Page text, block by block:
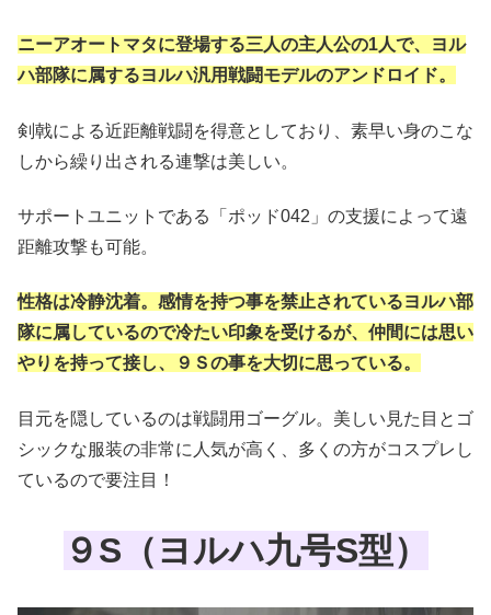
ニーアオートマタに登場する三人の主人公の1人で、ヨル
ハ部隊に属するヨルハ汎用戦闘モデルのアンドロイド。
剣戟による近距離戦闘を得意としており、素早い身のこな
しから繰り出される連撃は美しい。
サポートユニットである「ポッド042」の支援によって遠
距離攻撃も可能。
性格は冷静沈着。感情を持つ事を禁止されているヨルハ部
隊に属しているので冷たい印象を受けるが、仲間には思い
やりを持って接し、９Ｓの事を大切に思っている。
目元を隠しているのは戦闘用ゴーグル。美しい見た目とゴ
シックな服装の非常に人気が高く、多くの方がコスプレし
ているので要注目！
９S（ヨルハ九号S型）